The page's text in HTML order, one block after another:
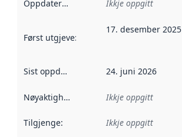
Oppdateringsfrekvens :
Ikkje oppgitt
Først utgjeve:
17. desember 2025
Sist oppdatert 24. juni 2026
Nøyaktigheit Ikkje oppgitt
Tilgjenge: Ikkje oppgitt